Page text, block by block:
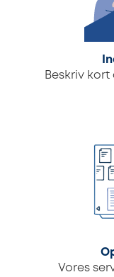
Beskriv
Vores